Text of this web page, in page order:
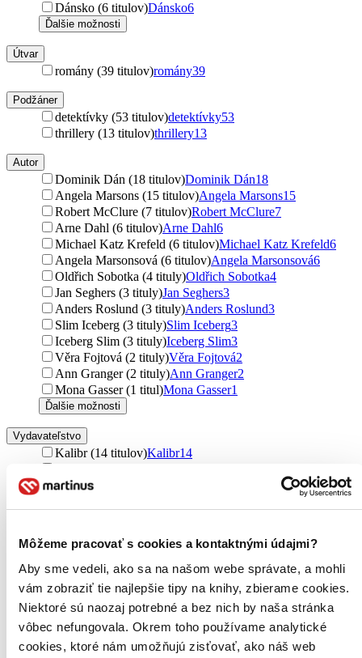
Môžeme pracovať s cookies a kontaktnými údajmi?
Aby sme vedeli, ako sa na našom webe správate, a mohli
vám zobraziť tie najlepšie tipy na knihy, zbierame cookies.
Niektoré sú naozaj potrebné a bez nich by naša stránka
vôbec nefungovala. Okrem toho používame analytické
cookies, ktoré nám umožňujú zisťovať, ako náš web
Dánsko (6 titulov)Dánsko6
Ďalšie možnosti
Útvar
romány (39 titulov)romány39
Podžáner
detektívky (53 titulov)detektívky53
thrillery (13 titulov)thrillery13
Autor
Dominik Dán (18 titulov)Dominik Dán18
Angela Marsons (15 titulov)Angela Marsons15
Robert McClure (7 titulov)Robert McClure7
Arne Dahl (6 titulov)Arne Dahl6
Michael Katz Krefeld (6 titulov)Michael Katz Krefeld6
Angela Marsonsová (6 titulov)Angela Marsonsová6
Oldřich Sobotka (4 tituly)Oldřich Sobotka4
Jan Seghers (3 tituly)Jan Seghers3
Anders Roslund (3 tituly)Anders Roslund3
Slim Iceberg (3 tituly)Slim Iceberg3
Iceberg Slim (3 tituly)Iceberg Slim3
Věra Fojtová (2 tituly)Věra Fojtová2
Ann Granger (2 tituly)Ann Granger2
Mona Gasser (1 titul)Mona Gasser1
Ďalšie možnosti
Vydavateľstvo
Kalibr (14 titulov)Kalibr14
Slovart (12 titulov)
Knižní klub (4 tituly)Knižní klub4
Grada (3 tituly) Grada3
Host (3 tituly)
Host3
Garamond (2 tituly)
Garamond
Publixing Ltd (2 tituly)Publixing Ltd 2
Bookouture (2 tituly)Bookouture2
Laser books (1 titul)Laser books1